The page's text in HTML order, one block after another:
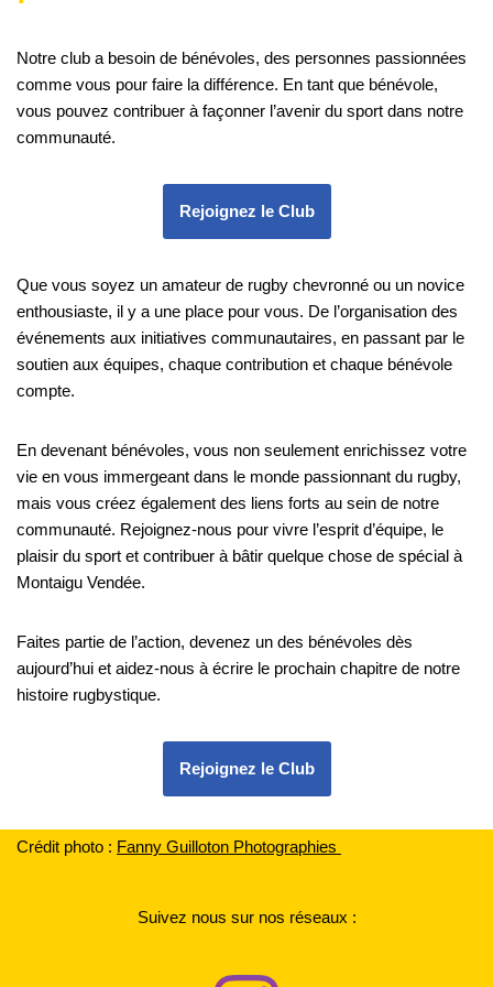
Notre club a besoin de bénévoles, des personnes passionnées
comme vous pour faire la différence. En tant que bénévole,
vous pouvez contribuer à façonner l’avenir du sport dans notre
communauté.
Rejoignez le Club
Que vous soyez un amateur de rugby chevronné ou un novice
enthousiaste, il y a une place pour vous. De l’organisation des
événements aux initiatives communautaires, en passant par le
soutien aux équipes, chaque contribution et chaque bénévole
compte.
En devenant bénévoles, vous non seulement enrichissez votre
vie en vous immergeant dans le monde passionnant du rugby,
mais vous créez également des liens forts au sein de notre
communauté. Rejoignez-nous pour vivre l’esprit d’équipe, le
plaisir du sport et contribuer à bâtir quelque chose de spécial à
Montaigu Vendée.
Faites partie de l’action, devenez un des bénévoles dès
aujourd’hui et aidez-nous à écrire le prochain chapitre de notre
histoire rugbystique.
Rejoignez le Club
Crédit photo : Fanny Guilloton Photographies
Suivez nous sur nos réseaux :